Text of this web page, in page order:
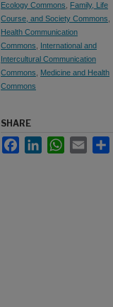
Ecology Commons
Family, Life
Course, and Society Commons
Health Communication
Commons
International and
Intercultural Communication
Commons
Medicine and Health
Commons
SHARE
FacebookLinkedInWhatsApp
Email